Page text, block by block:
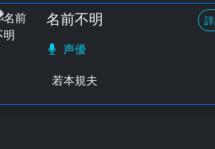
名前不明
声優
若本規夫